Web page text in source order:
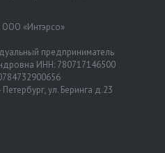
«Интэрсо»
предприниматель
ИНН: 780717146500
ул. Беринга д.23